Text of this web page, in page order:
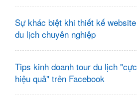
Sự khác biệt khi thiết kế website
du lịch chuyên nghiệp
Tips kinh doanh tour du lịch "cực
hiệu quả" trên Facebook